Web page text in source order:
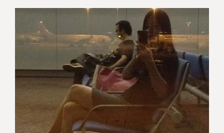
受訪・客座足跡｜Footprint
耳朵裡的微光貓｜Podcast
課程總覽｜Courses
微光選品｜Selection